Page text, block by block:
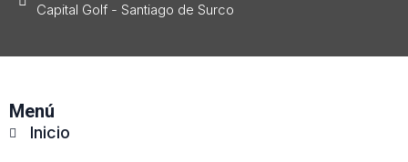
Capital Golf - Santiago de Surco
Menú
Inicio